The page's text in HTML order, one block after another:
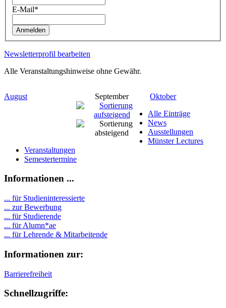
E-Mail*
Anmelden
Newsletterprofil bearbeiten
Alle Veranstaltungshinweise ohne Gewähr.
August September
Oktober
Alle Einträge
News
Ausstellungen
Münster Lectures
Veranstaltungen
Semestertermine
Informationen ...
... für Studieninteressierte
... zur Bewerbung
... für Studierende
... für Alumn*ae
... für Lehrende & Mitarbeitende
Informationen zur:
Barrierefreiheit
Schnellzugriffe: